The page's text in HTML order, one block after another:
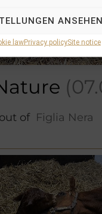
ANSEHEN
lawPrivacy policySite notice
out of Figlia Nera